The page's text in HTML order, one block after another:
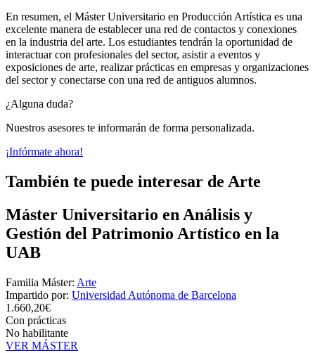
En resumen, el Máster Universitario en Producción Artística es una
excelente manera de establecer una red de contactos y conexiones
en la industria del arte. Los estudiantes tendrán la oportunidad de
interactuar con profesionales del sector, asistir a eventos y
exposiciones de arte, realizar prácticas en empresas y organizaciones
del sector y conectarse con una red de antiguos alumnos.
¿Alguna duda?
Nuestros asesores te informarán de forma personalizada.
¡Infórmate ahora!
También te puede interesar de Arte
Máster Universitario en Análisis y
Gestión del Patrimonio Artístico en la
UAB
Familia Máster: Arte
Impartido por: Universidad Autónoma de Barcelona
1.660,20€
Con prácticas
No habilitante
VER MÁSTER